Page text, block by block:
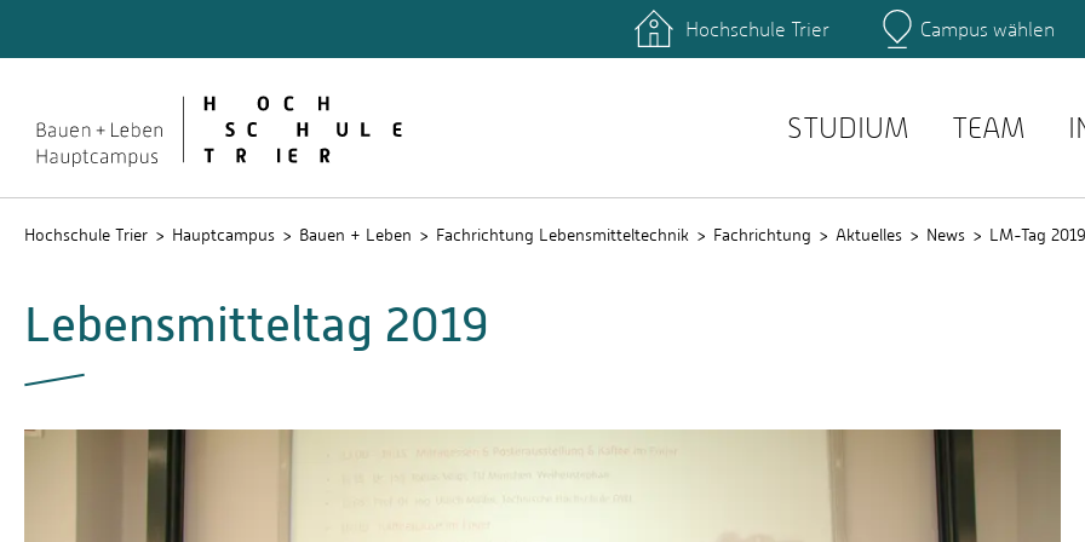
Bibliothek
E-Mail Suche
Hochschule Trier Campus wählen
STUDIUM TEAM
Hochschule Trier Hauptcampus Bauen + Leben Fachrichtung Lebensmitteltechnik Fachrichtung Aktuelles News LM-Tag 2019
Lebensmitteltag 2019